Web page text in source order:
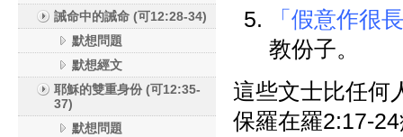
誡命中的誡命 (可12:28-34)
默想問題
默想經文
耶穌的雙重身份 (可12:35-
37)
默想問題
「假意作很
教份子。
這些文士比任何
保羅在羅2:17-